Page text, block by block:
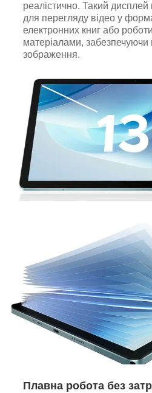
реалістично. Такий
для перегляду відео у
електронних книг або
матеріалами, забезпечуючи
зображення.
Плавна робота без